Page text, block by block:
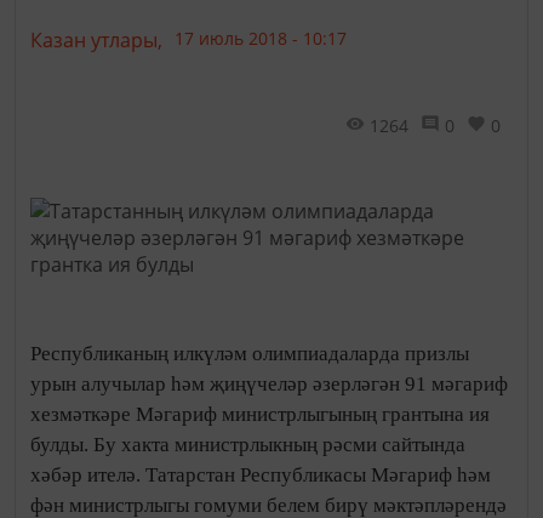
Казан утлары, 17 июль 2018 - 10:17
1264 0 0
Республиканың илкүләм олимпиадаларда призлы
урын алучылар һәм җиңүчеләр әзерләгән 91 мәгариф
хезмәткәре Мәгариф министрлыгының грантына ия
булды. Бу хакта министрлыкның рәсми сайтында
хәбәр ителә. Татарстан Республикасы Мәгариф һәм
фән министрлыгы гомуми белем бирү мәктәпләрендә